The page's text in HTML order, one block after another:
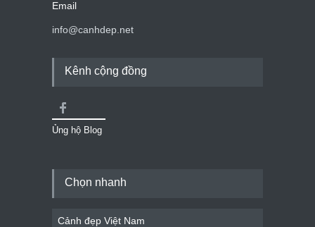
Email
info@canhdep.net
Kênh cộng đồng
Ủng hộ Blog
Chọn nhanh
Cảnh đẹp Việt Nam